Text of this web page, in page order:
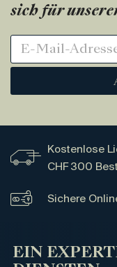
sich für
Kostenlose
CHF 300
Sichere
EIN